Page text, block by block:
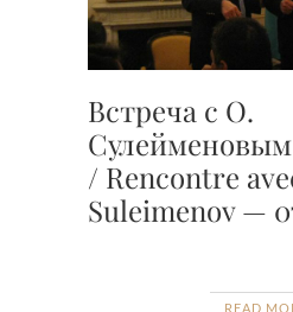
Встреча с О.
/ Rencontre
Suleimenov —
READ